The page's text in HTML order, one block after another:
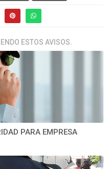
ESTOS AVISOS.
PARA EMPRESA